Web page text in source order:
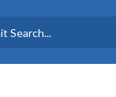
DE